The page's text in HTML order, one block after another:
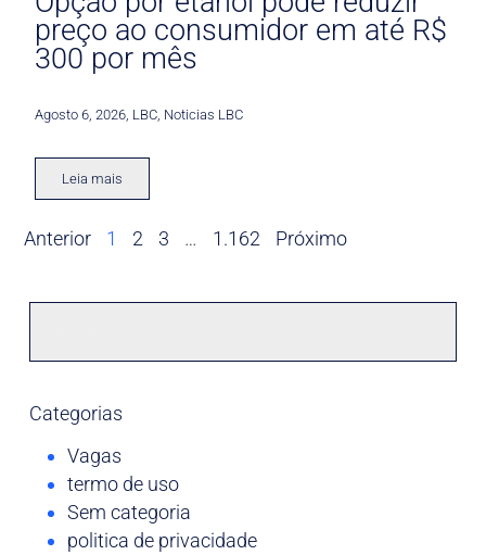
preço ao consumidor em até R$
300 por mês
Agosto 6, 2026 LBC Noticias LBC
Leia mais
Anterior 1 2 3 … 1.162 Próximo
Categorias
Vagas
termo de uso
Sem categoria
politica de privacidade